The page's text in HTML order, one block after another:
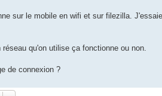
sur le mobile en wifi et sur filezilla.
qu'on utilise ça fonctionne ou non.
de connexion ?